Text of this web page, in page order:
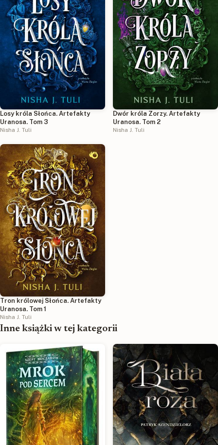
Losy króla Słońca. Artefakty
Uranosa. Tom 3
Nisha J. Tuli
Dwór króla Zorzy. Artefakty
Uranosa. Tom 2
Nisha J. Tuli
Tron królowej Słońca. Artefakty
Uranosa. Tom 1
Nisha J. Tuli
Inne książki w tej kategorii